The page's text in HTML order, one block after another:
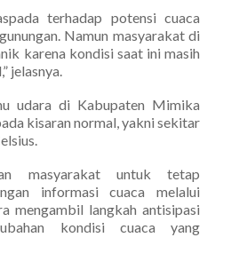
terhadap potensi cuaca
Namun masyarakat di
karena kondisi saat ini masih
jelasnya.
udara di Kabupaten Mimika
kisaran normal, yakni sekitar
masyarakat untuk tetap
informasi cuaca melalui
mengambil langkah antisipasi
kondisi cuaca yang